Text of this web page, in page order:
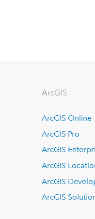
ArcGIS
ArcGIS Online
ArcGIS Pro
ArcGIS
ArcGIS
ArcGIS
ArcGIS